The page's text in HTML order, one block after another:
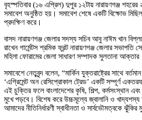
বৃহস্পতিবার (১৬ এপ্রিল) দুপুর ১২টায় নারায়ণগঞ্জ
সমাবেশ অনুষ্ঠিত হয়। সমাবেশ শেষে একটি বিক্ষোভ
প্রদক্ষিণ করে।
বাসদ নারায়ণগঞ্জ জেলার সদস্য সচিব আবু নাঈম খান
রাখেন গার্মেন্টস শ্রমিক ফ্রন্ট নারায়ণগঞ্জ জেলার সভাপতি
মহিলা ফোরামের জেলা সাধারণ সম্পাদক সুলতানা আক্তার।
সমাবেশে নেতৃবৃন্দ বলেন, “মার্কিন যুক্তরাষ্ট্রের সাথে
‘এগ্রিমেন্ট অন রেসিপ্রোকাল ট্রেড’ একটি সম্পূর্ণ
এই চুক্তির ফলে বাংলাদেশের কৃষি, শিল্প, কর্মসংস্থান এবং
মুখে পড়বে। বিশেষ করে উচ্চমূল্যে জ্বালানি ও খাদ্যশস্য
আমাদের নীতিনির্ধারণী স্বাধীনতা ও সার্বভৌমত্বকে